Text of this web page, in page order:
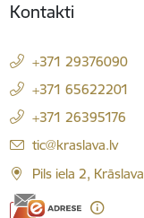
Kontakti
+371 29376090
+371 65622201
+371 26395176
E-pasts:
tic@kraslava.lv
Pils iela 2, Krāslava